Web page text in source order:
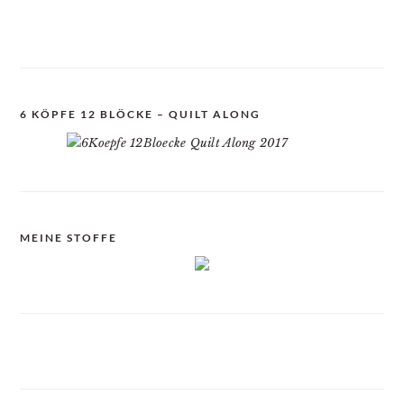
6 KÖPFE 12 BLÖCKE – QUILT ALONG
MEINE STOFFE